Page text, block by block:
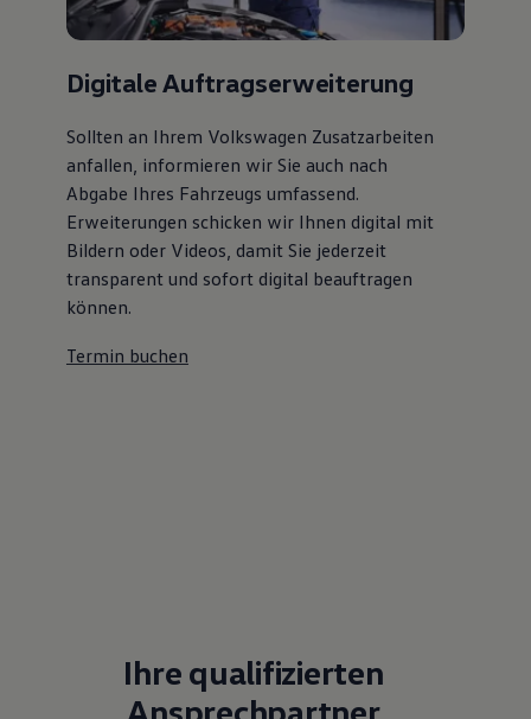
Digitale Auftragserweiterung
Sollten an Ihrem Volkswagen Zusatzarbeiten
anfallen, informieren wir Sie auch nach
Abgabe Ihres Fahrzeugs umfassend.
Erweiterungen schicken wir Ihnen digital mit
Bildern oder Videos, damit Sie jederzeit
transparent und sofort digital beauftragen
können.
Termin buchen
Ihre qualifizierten